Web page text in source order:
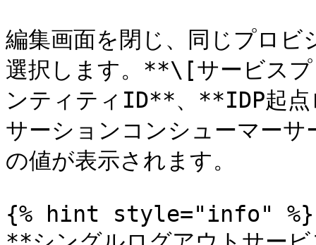
編集画面を閉じ、同じプ
選択します。**\[サービス
ンティティID**、**IDP起
サーションコンシューマー
の値が表示されます。
{% hint style="info" %}